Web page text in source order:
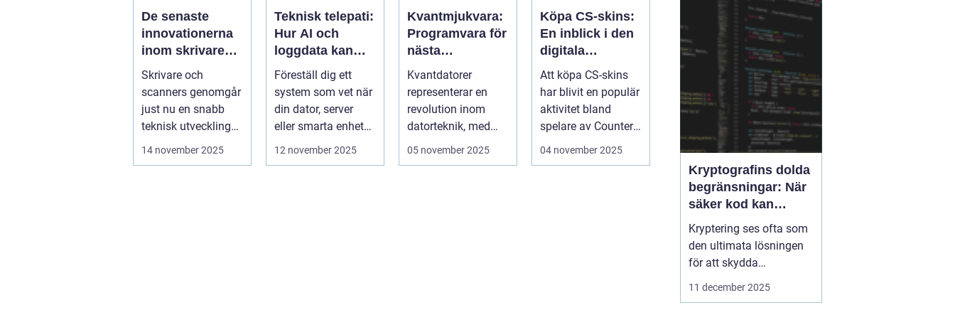
De senaste
innovationerna
inom skrivare
och scanners
Skrivare och
scanners genomgår
just nu en snabb
teknisk utveckling
som gör dem mer
14 november 2025
Teknisk telepati:
Hur AI och
loggdata kan
förutsäga fel
innan de händer
Föreställ dig ett
system som vet när
din dator, server
eller smarta enhet
kommer att ...
12 november 2025
Kvantmjukvara:
Programvara för
nästa
generations
Kvantdatorer
representerar en
revolution inom
datorteknik, med
kapacitet att lösa
05 november 2025
Köpa CS-skins:
En inblick i den
digitala
handelsvärlden
Att köpa CS-skins
har blivit en populär
aktivitet bland
spelare av Counter-
Strike: Global ...
04 november 2025
fokuserar på teknik, men
ignorerar hur människor
faktiskt...
Kryptografins dolda
begränsningar: När
säker kod kan
missleda företag
Kryptering ses ofta som
den ultimata lösningen
för att skydda
företagsdata, men
11 december 2025